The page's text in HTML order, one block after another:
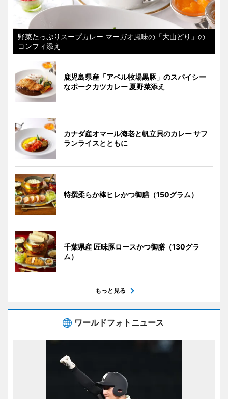
野菜たっぷりスープカレー マーガオ風味の「大山どり」の
コンフィ添え
鹿児島県産「アベル牧場黒豚」のスパイシー
なポークカツカレー 夏野菜添え
カナダ産オマール海老と帆立貝のカレー サフ
ランライスとともに
特撰柔らか棒ヒレかつ御膳（150グラム）
千葉県産 匠味豚ロースかつ御膳（130グラ
ム）
もっと見る
ワールドフォトニュース